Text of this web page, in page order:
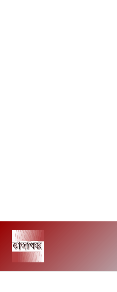
Skip
content